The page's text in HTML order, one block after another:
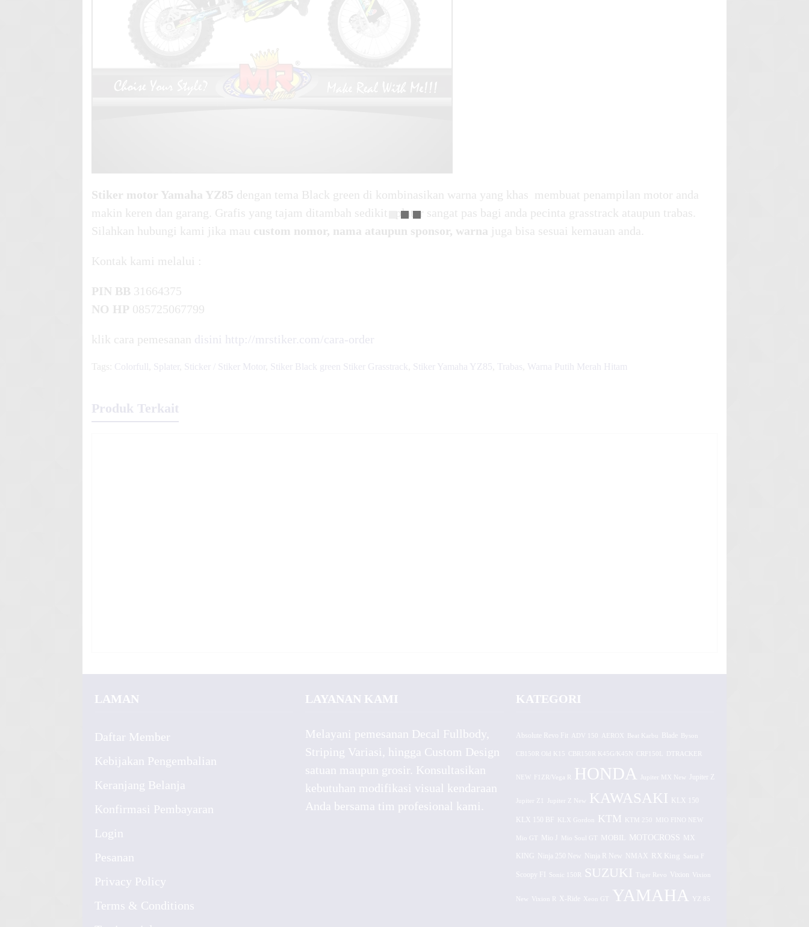
Stiker motor Yamaha YZ85 dengan tema Black green di kombinasikan warna yang khas membuat penampilan motor anda
makin keren dan garang. Grafis yang tajam ditambah sedikit splater sangat pas bagi anda pecinta grasstrack ataupun trabas.
Silahkan hubungi kami jika mau custom nomor, nama ataupun sponsor, warna juga bisa sesuai kemauan anda.
Kontak kami melalui :
PIN BB 31664375
NO HP 085725067799
klik cara pemesanan disini http://mrstiker.com/cara-order
Tags: Colorfull Splater Sticker / Stiker Motor Stiker Black green Stiker Grasstrack Stiker Yamaha YZ85 Trabas Warna Putih Merah Hitam
Produk Terkait
LAMAN
Daftar Member
Kebijakan Pengembalian
Keranjang Belanja
Konfirmasi Pembayaran
Login
Pesanan
Privacy Policy
Terms & Conditions
LAYANAN KAMI
Melayani pemesanan Decal Fullbody,
Striping Variasi, hingga Custom Design
satuan maupun grosir. Konsultasikan
kebutuhan modifikasi visual kendaraan
Anda bersama tim profesional kami.
KATEGORI
Absolute Revo Fit ADV 150 AEROX Beat Karbu
CB150R Old K15 CBR150R K45G/K45N CRF150L DTRACKER
NEW F1ZR/Vega R HONDA Jupiter MX New Jupiter Z
Jupiter Z1 Jupiter Z New KAWASAKI KLX 150
KLX 150 BF KLX Gordon KTM KTM 250 MIO FINO NEW
Mio GT Mio J Mio Soul GT MOBIL MOTOCROSS MX
KING Ninja 250 New Ninja R New NMAX RX King Satria F
Scoopy FI Sonic 150R SUZUKI Tiger Revo Vixion Vixion
Vixion R X-Ride Xeon GT YAMAHA YZ 85